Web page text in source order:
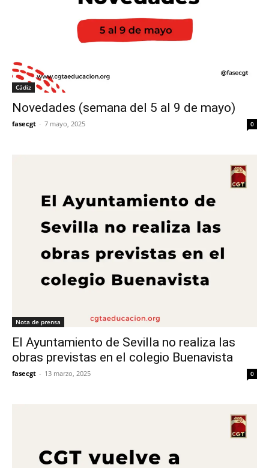
Cádiz
Novedades (semana del 5 al 9 de mayo)
fasecgt - 7 mayo, 2025 0
Nota de prensa
El Ayuntamiento de Sevilla no realiza las
obras previstas en el colegio Buenavista
fasecgt - 13 marzo, 2025 0